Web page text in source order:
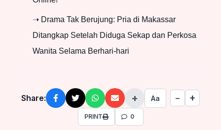
➝ Drama Tak Berujung: Pria di Makassar
Ditangkap Setelah Diduga Sekap dan Perkosa
Wanita Selama Berhari-hari
Share: + Aa − +
PRINT 0